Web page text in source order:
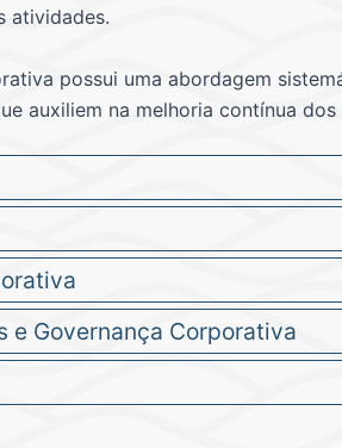
atividades.
possui uma abordagem
auxiliem na melhoria contínua
e Governança Corporativa